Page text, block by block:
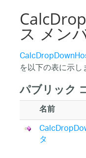
ス メン
を以下の表に示し
パブリック
名前
タ